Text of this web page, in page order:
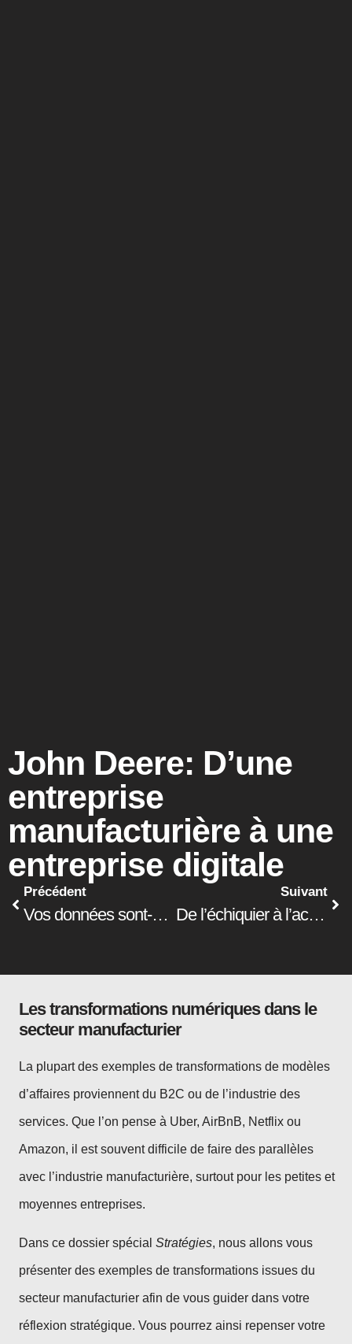
John Deere: D’une
entreprise
manufacturière à une
entreprise digitale
Précédent
Vos données sont-elles prêtes pour l’intelligence artificielle?
Suivant
De l’échiquier à l’action : redéfinir la planification stratégique
Les transformations numériques dans le
secteur manufacturier
La plupart des exemples de transformations de modèles
d’affaires proviennent du B2C ou de l’industrie des
services. Que l’on pense à Uber, AirBnB, Netflix ou
Amazon, il est souvent difficile de faire des parallèles
avec l’industrie manufacturière, surtout pour les petites et
moyennes entreprises.
Dans ce dossier spécial Stratégies, nous allons vous
présenter des exemples de transformations issues du
secteur manufacturier afin de vous guider dans votre
réflexion stratégique. Vous pourrez ainsi repenser votre